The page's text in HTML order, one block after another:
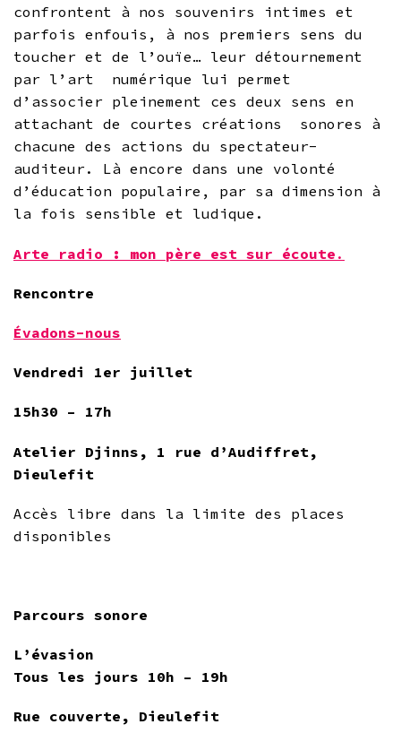
confrontent à nos souvenirs intimes et
parfois enfouis, à nos premiers sens du
toucher et de l’ouïe… leur détournement
par l’art numérique lui permet
d’associer pleinement ces deux sens en
attachant de courtes créations sonores à
chacune des actions du spectateur-
auditeur. Là encore dans une volonté
d’éducation populaire, par sa dimension à
la fois sensible et ludique.
Arte radio : mon père est sur écoute .
Rencontre
Évadons-nous
Vendredi 1er juillet
15h30 – 17h
Atelier Djinns, 1 rue d’Audiffret,
Dieulefit
Accès libre dans la limite des places
disponibles
Parcours sonore
L’évasion
Tous les jours 10h – 19h
Rue couverte, Dieulefit